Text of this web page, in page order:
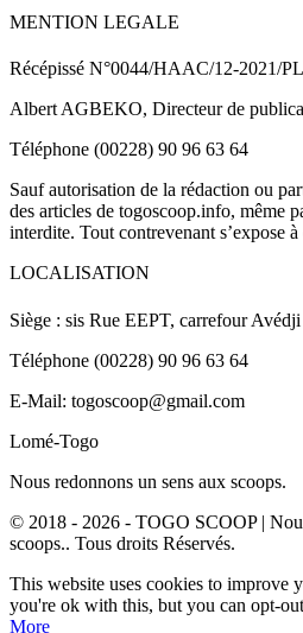
MENTION LEGALE
Récépissé N°0044/HAAC/12-2021/
Albert AGBEKO, Directeur de
Téléphone (00228) 90 96 63 64
Sauf autorisation de la rédaction ou
des articles de togoscoop.info, même
interdite. Tout contrevenant s’expose à
LOCALISATION
Siège : sis Rue EEPT, carrefour Avédji
Téléphone (00228) 90 96 63 64
E-Mail: togoscoop@gmail.com
Lomé-Togo
Nous redonnons un sens aux scoops.
© 2018 - 2026 - TOGO SCOOP |
scoops.. Tous droits Réservés.
This website uses cookies to improve
you're ok with this, but you can opt-
More